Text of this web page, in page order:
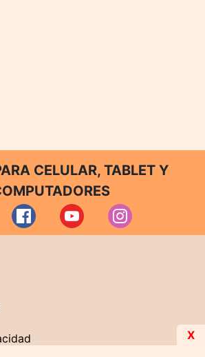
CELULAR, TABLET Y
X